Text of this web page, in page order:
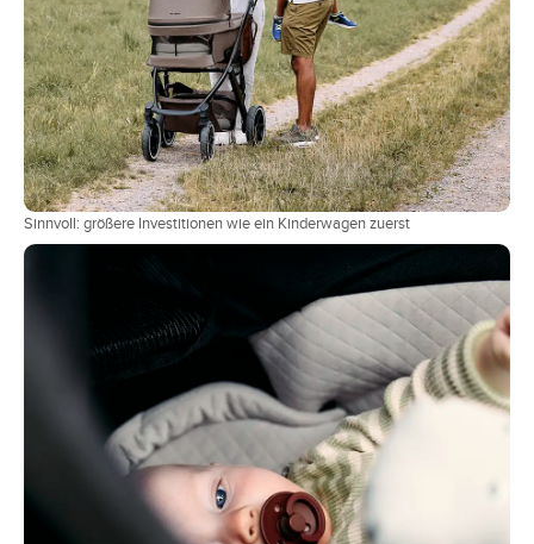
Sinnvoll: größere Investitionen wie ein Kinderwagen zuerst